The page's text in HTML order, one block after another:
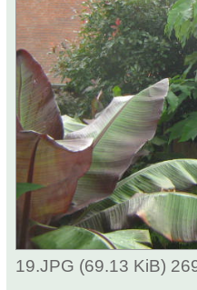
19.JPG (69.13 KiB)